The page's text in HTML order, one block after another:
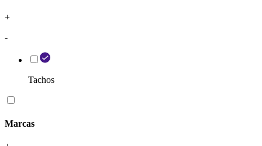
+
-
Tachos
Marcas